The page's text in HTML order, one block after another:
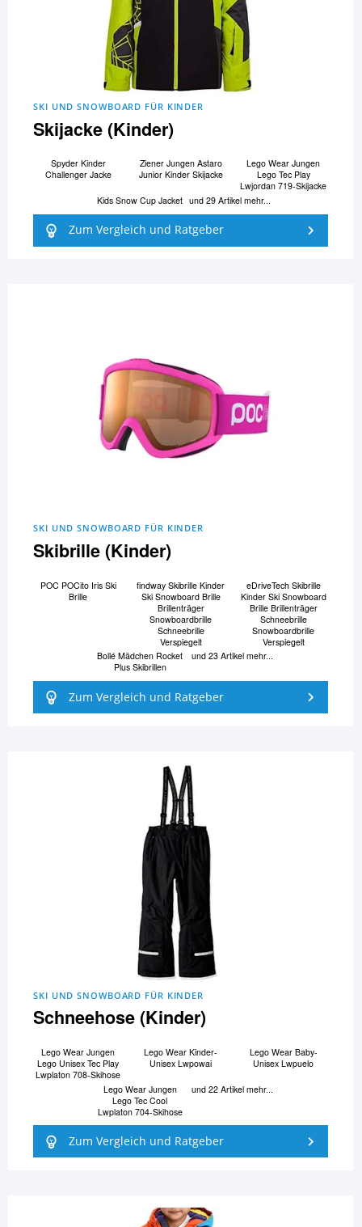
SKI UND SNOWBOARD FÜR KINDER
Skijacke (Kinder)
Spyder Kinder
Challenger Jacke
Ziener Jungen Astaro
Junior Kinder Skijacke
Lego Wear Jungen
Lego Tec Play
Lwjordan 719-Skijacke
Kids Snow Cup Jacket und 29 Artikel mehr...
Zum Vergleich und Ratgeber
SKI UND SNOWBOARD FÜR KINDER
Skibrille (Kinder)
POC POCito Iris Ski
Brille
findway Skibrille Kinder
Ski Snowboard Brille
Brillenträger
Snowboardbrille
Schneebrille
Verspiegelt
eDriveTech Skibrille
Kinder Ski Snowboard
Brille Brillenträger
Schneebrille
Snowboardbrille
Verspiegelt
Bollé Mädchen Rocket
Plus Skibrillen
und 23 Artikel mehr...
Zum Vergleich und Ratgeber
SKI UND SNOWBOARD FÜR KINDER
Schneehose (Kinder)
Lego Wear Jungen
Lego Unisex Tec Play
Lwplaton 708-Skihose
Lego Wear Kinder-
Unisex Lwpowai
Lego Wear Baby-
Unisex Lwpuelo
Lego Wear Jungen
Lego Tec Cool
Lwplaton 704-Skihose
und 22 Artikel mehr...
Zum Vergleich und Ratgeber